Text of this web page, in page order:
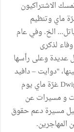
الاشتراكيون
ماي وتنظيم
الخ. وفي عام
وفاء لذكرى
عديدة وعلى رأسها
"دوايت – دافيد
أيزنهاور "Dwight David Eisenhower" (1890-1969) غرّة ماي يوم
و مسيرات عن
مسيرة دعم حقوق
المهاجرين.